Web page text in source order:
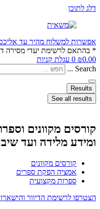
דלג לתוכן
אפשרות למשלוח מהיר עד
* בהתאם לרשימת יעדי מסירה
₪0.00
0 עגלת קניות
Search ...
Results
See all results
קורסים מקוונים
ומידע מלידה ועד
קורסים מקוונים
אמציה הפקת ספרים
ספרות מקצועית
הצטרפו לרשימת הדיוור והישארו